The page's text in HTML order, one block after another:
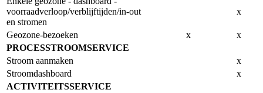
voorraadverloop/verblijftijden/in-out
en stromen
x
Geozone-bezoeken x
x
PROCESSTROOMSERVICE
Stroom aanmaken
x
Stroomdashboard
x
ACTIVITEITSSERVICE